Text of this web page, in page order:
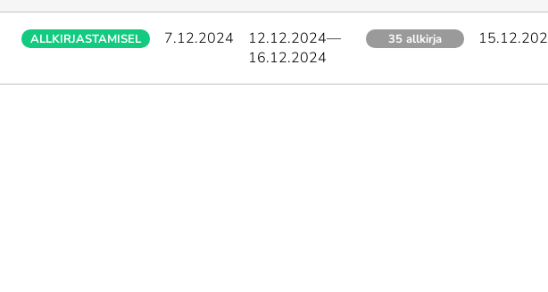
ALLKIRJASTAMISEL 7.12.2024 12.12.2024—
16.12.2024
35 allkirja